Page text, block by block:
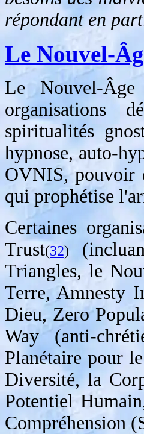
répondant en
Le Nouvel-
Le Nouvel-
organisations
spiritualités
hypnose, auto-
OVNIS, pouvoir
qui prophétise
Certaines
Trust(32)
Triangles, le
Terre, Amnesty
Dieu, Zero
Way (anti-
Planétaire pour
Diversité, la
Potentiel
Compréhension